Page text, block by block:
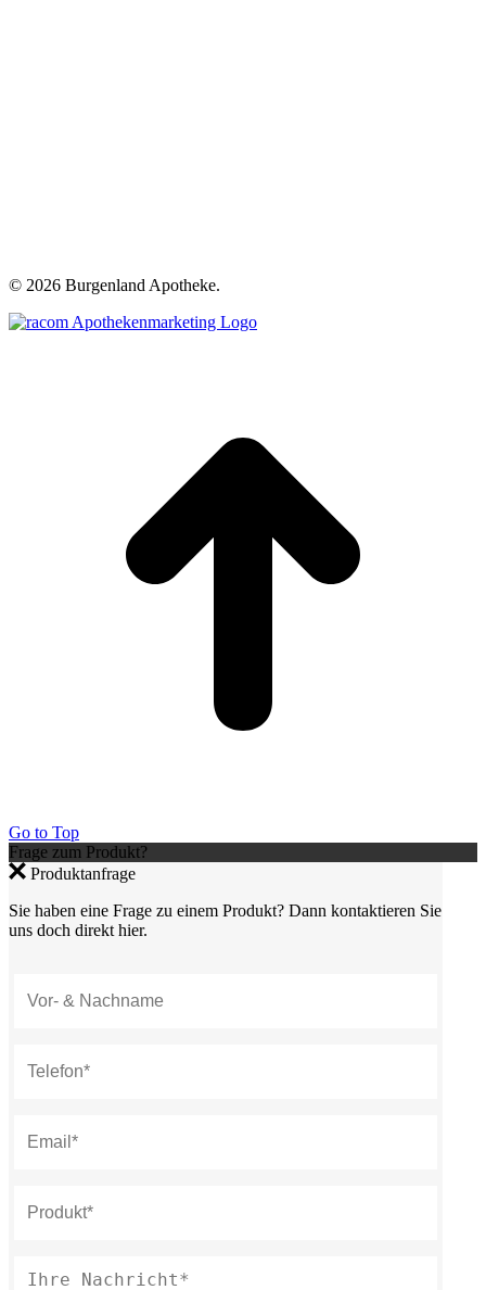
© 2026 Burgenland Apotheke.
Go to Top
Frage zum Produkt?
Produktanfrage
Sie haben eine Frage zu einem Produkt? Dann kontaktieren Sie
uns doch direkt hier.